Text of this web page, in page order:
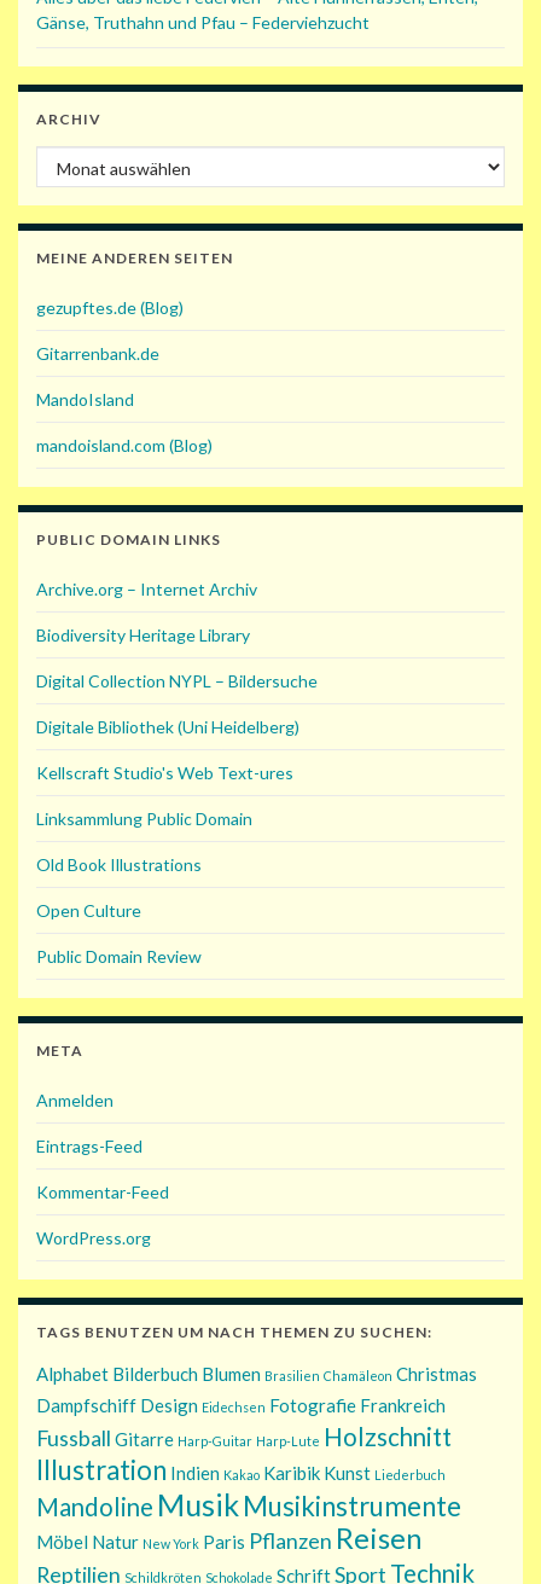
Gänse, Truthahn und Pfau – Federviehzucht
ARCHIV
Archiv
MEINE ANDEREN SEITEN
gezupftes.de (Blog)
Gitarrenbank.de
MandoIsland
mandoisland.com (Blog)
PUBLIC DOMAIN LINKS
Archive.org – Internet Archiv
Biodiversity Heritage Library
Digital Collection NYPL – Bildersuche
Digitale Bibliothek (Uni Heidelberg)
Kellscraft Studio's Web Text-ures
Linksammlung Public Domain
Old Book Illustrations
Open Culture
Public Domain Review
META
Anmelden
Eintrags-Feed
Kommentar-Feed
WordPress.org
TAGS BENUTZEN UM NACH THEMEN ZU SUCHEN:
Alphabet Bilderbuch Blumen Brasilien Chamäleon Christmas
Dampfschiff Design Eidechsen Fotografie Frankreich
Fussball Gitarre Harp-Guitar Harp-Lute Holzschnitt
Illustration Indien Kakao Karibik Kunst Liederbuch
Mandoline MusikMusikinstrumente
Möbel Natur New York Paris Pflanzen Reisen
Reptilien Schildkröten Schokolade SchriftSport Technik